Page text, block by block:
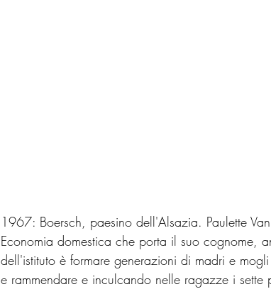
1967: Boersch, paesino dell'Alsazia. Paulette
Economia domestica che porta il suo cognome,
dell'istituto è formare generazioni di madri e
e rammendare e inculcando nelle ragazze i